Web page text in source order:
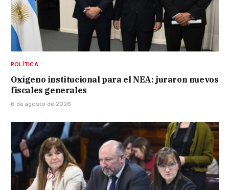
POLÍTICA
Oxígeno institucional para el NEA: juraron nuevos
fiscales generales
6 de agosto de 2026